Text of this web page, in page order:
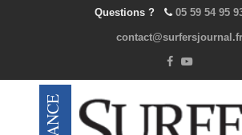
Questions ? 05 59 54 95
contact@surfersjournal.fr